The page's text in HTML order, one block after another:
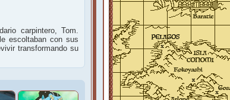
carpintero, Tom.
escoltaban con sus
transformando su